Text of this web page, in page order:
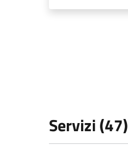
Servizi (47)